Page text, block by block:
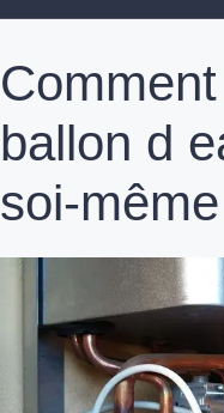
ballon d
soi-